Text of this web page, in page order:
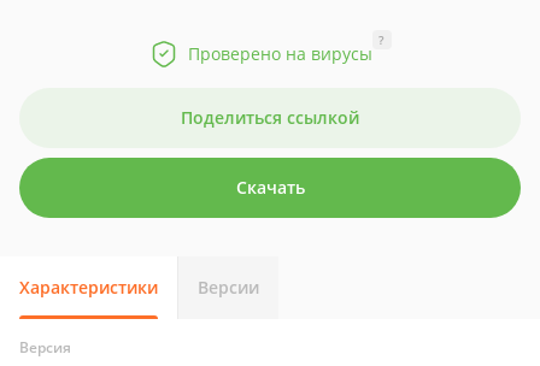
Проверено на вирусы
?
Поделиться ссылкой
Скачать
Характеристики Версии
Версия